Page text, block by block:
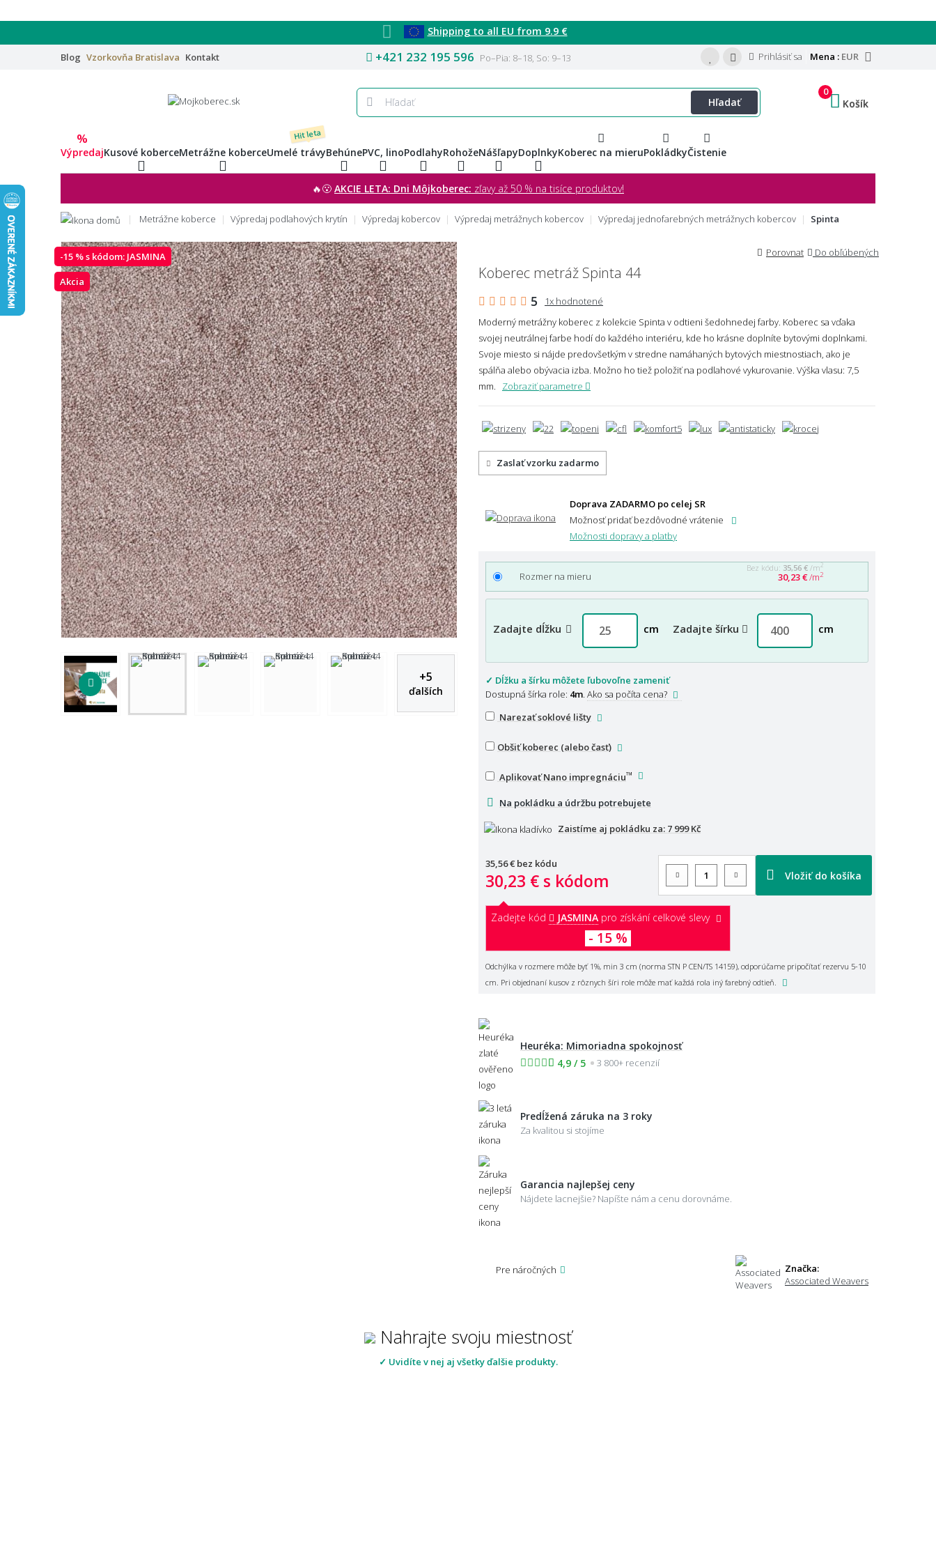
Shipping to all EU from 9.9 €
Blog Vzorkovňa Bratislava Kontakt +421 232 195 596 Po–Pia: 8–18, So: 9–13 Mena : EUR
Prihlásiť sa
Hľadať
0
Košík
%
VýpredajKusové koberceMetrážne koberce
Hit leta
Umelé trávyBehúnePVC, linoPodlahyRohožeNášľapyDoplnkyKoberec na mieruPokládkyČistenie
🔥😮 AKCIE LETA: Dni Môjkoberec: zľavy až 50 % na tisíce produktov!
Metrážne koberce Výpredaj podlahových krytín Výpredaj kobercov Výpredaj metrážnych kobercov Výpredaj jednofarebných metrážnych kobercov Spinta
Porovnat Do obľúbených
-15 % s kódom: JASMINA
Akcia
+5
ďalších
Koberec metráž Spinta 44
5
1x hodnotené
Moderný metrážny koberec z kolekcie Spinta v odtieni šedohnedej farby. Koberec sa vďaka
svojej neutrálnej farbe hodí do každého interiéru, kde ho krásne doplníte bytovými doplnkami.
Svoje miesto si nájde predovšetkým v stredne namáhaných bytových miestnostiach, ako je
spálňa alebo obývacia izba. Možno ho tiež položiť na podlahové vykurovanie. Výška vlasu: 7,5
mm.
Zobraziť parametre
Zaslať vzorku zadarmo
Doprava ZADARMO po celej SR
Možnosť pridať bezdôvodné vrátenie
Možnosti dopravy a platby
Rozmer na mieru
Bez kódu: 35,56 € /m2
30,23 €/m2
Zadajte dĺžku cm Zadajte šírku cm
✓ Dĺžku a šírku môžete ľubovoľne zameniť
Dostupná šírka role: 4m Ako sa počíta cena?
Narezať soklové lišty
Obšiť koberec (alebo časť)
Na pokládku a údržbu potrebujete
Aplikovať Nano impregnáciu™
Zaistíme aj pokládku za: 7 999 Kč
35,56 € bez kódu
30,23 € s kódom Vložiť do košíka
Zadejte kód JASMINA pro získání celkové slevy
- 15 %
Odchýlka v rozmere môže byť 1%, min 3 cm (norma STN P CEN/TS 14159), odporúčame pripočítať rezervu 5-10
cm. Pri objednaní kusov z rôznych šíri role môže mať každá rola iný farebný odtieň.
Heuréka: Mimoriadna spokojnosť
4,9 / 5
3 800+ recenzií
Predĺžená záruka na 3 roky
Za kvalitou si stojíme
Garancia najlepšej ceny
Nájdete lacnejšie? Napíšte nám a cenu dorovnáme.
Pre náročných
Značka:
Associated Weavers
Nahrajte svoju miestnosť
✓ Uvidíte v nej aj všetky ďalšie produkty.